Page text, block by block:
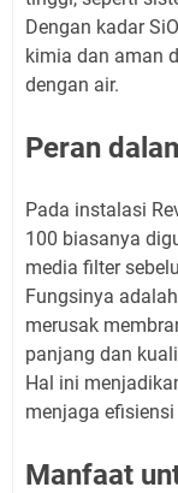
Dengan kadar
kimia dan aman
dengan air.
Peran
Pada instalasi
100 biasanya
media filter
Fungsinya
merusak
panjang dan
Hal ini
menjaga efisiensi
Manfaat